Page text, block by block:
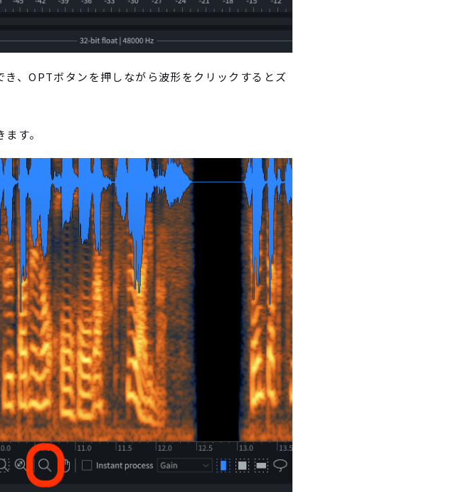
、OPTボタンを押しながら波形をクリックするとズ
す。